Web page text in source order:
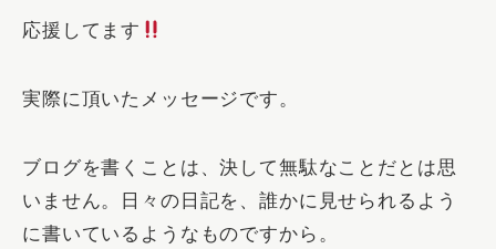
応援してます
実際に頂いたメッセージです。
ブログを書くことは、決して無駄なことだとは思
いません。日々の日記を、誰かに見せられるよう
に書いているようなものですから。